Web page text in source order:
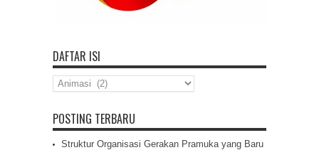
DAFTAR ISI
Daftar
Isi
POSTING TERBARU
Struktur Organisasi Gerakan Pramuka yang Baru